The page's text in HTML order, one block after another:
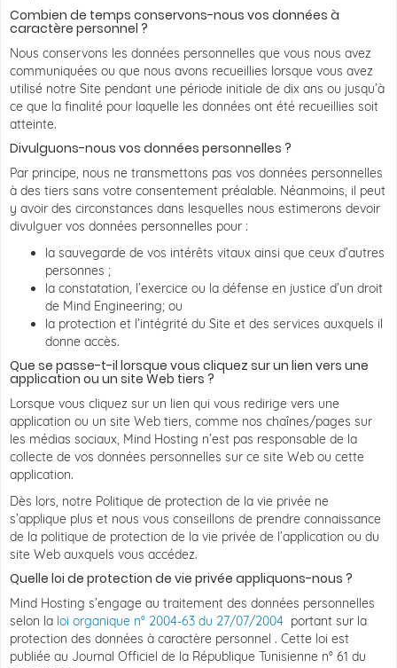
Combien de temps conservons-nous vos données à
caractère personnel ?
Nous conservons les données personnelles que vous nous avez
communiquées ou que nous avons recueillies lorsque vous avez
utilisé notre Site pendant une période initiale de dix ans ou jusqu’à
ce que la finalité pour laquelle les données ont été recueillies soit
atteinte.
Divulguons-nous vos données personnelles ?
Par principe, nous ne transmettons pas vos données personnelles
à des tiers sans votre consentement préalable. Néanmoins, il peut
y avoir des circonstances dans lesquelles nous estimerons devoir
divulguer vos données personnelles pour :
la sauvegarde de vos intérêts vitaux ainsi que ceux d’autres
personnes ;
la constatation, l’exercice ou la défense en justice d’un droit
de Mind Engineering; ou
la protection et l’intégrité du Site et des services auxquels il
donne accès.
Que se passe-t-il lorsque vous cliquez sur un lien vers une
application ou un site Web tiers ?
Lorsque vous cliquez sur un lien qui vous redirige vers une
application ou un site Web tiers, comme nos chaînes/pages sur
les médias sociaux, Mind Hosting n’est pas responsable de la
collecte de vos données personnelles sur ce site Web ou cette
application.
Dès lors, notre Politique de protection de la vie privée ne
s’applique plus et nous vous conseillons de prendre connaissance
de la politique de protection de la vie privée de l’application ou du
site Web auxquels vous accédez.
Quelle loi de protection de vie privée appliquons-nous ?
Mind Hosting s’engage au traitement des données personnelles
selon la loi organique n° 2004-63 du 27/07/2004 portant sur la
protection des données à caractère personnel . Cette loi est
publiée au Journal Officiel de la République Tunisienne n° 61 du